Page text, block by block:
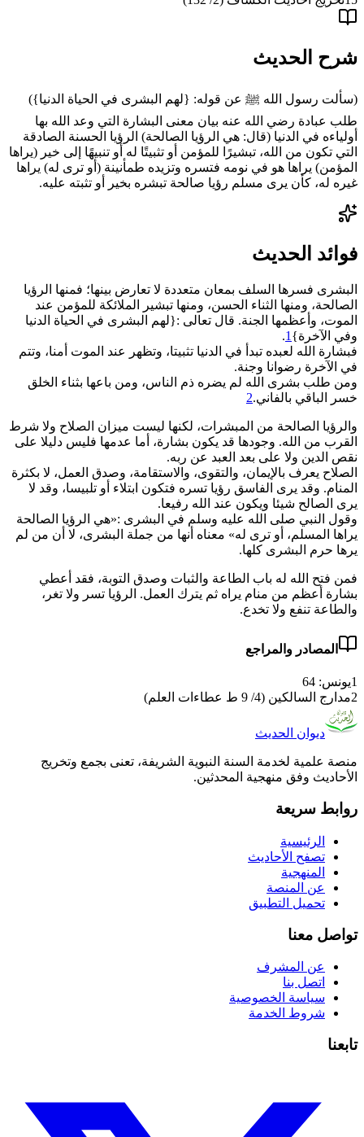
شرح الحديث
(سألت رسول الله ﷺ عن قوله: {لهم البشرى في الحياة الدنيا})
طلب عبادة رضي الله عنه بيان معنى البشارة التي وعد الله بها
أولياءه في الدنيا (قال: هي الرؤيا الصالحة) الرؤيا الحسنة الصادقة
التي تكون من الله، تبشيرًا للمؤمن أو تثبيتًا له أو تنبيهًا إلى خير (يراها
المؤمن) يراها هو في نومه فتسره وتزيده طمأنينة ( أو ترى له) يراها
غيره له، كأن يرى مسلم رؤيا صالحة تبشره بخير أو تثبته عليه.
فوائد الحديث
البشرى فسرها السلف بمعان متعددة لا تعارض بينها؛ فمنها الرؤيا
الصالحة، ومنها الثناء الحسن، ومنها تبشير الملائكة للمؤمن عند
الموت، وأعظمها الجنة. قال تعالى :{لهم البشرى في الحياة الدنيا
وفي الآخرة} 1
.
فبشارة الله لعبده تبدأ في الدنيا تثبيتا، وتظهر عند الموت أمنا، وتتم
في الآخرة رضوانا وجنة.
ومن طلب بشرى الله لم يضره ذم الناس، ومن باعها بثناء الخلق
خسر الباقي بالفاني.2
والرؤيا الصالحة من المبشرات، لكنها ليست ميزان الصلاح ولا شرط
القرب من الله. وجودها قد يكون بشارة، أما عدمها فليس دليلا على
نقص الدين ولا على بعد العبد عن ربه.
الصلاح يعرف بالإيمان، والتقوى، والاستقامة، وصدق العمل، لا بكثرة
المنام. وقد يرى الفاسق رؤيا تسره فتكون ابتلاء أو تلبيسا، وقد لا
يرى الصالح شيئا ويكون عند الله رفيعا.
وقول النبي صلى الله عليه وسلم في البشرى :«هي الرؤيا الصالحة
يراها المسلم، أو ترى له» معناه أنها من جملة البشرى، لا أن من لم
يرها حرم البشرى كلها.
فمن فتح الله له باب الطاعة والثبات وصدق التوبة، فقد أعطي
بشارة أعظم من منام يراه ثم يترك العمل. الرؤيا تسر ولا تغر،
والطاعة تنفع ولا تخدع.
المصادر والمراجع
1يونس: 64
2مدارج السالكين (4/ 9 ط عطاءات العلم)
ديوان الحديث
منصة علمية لخدمة السنة النبوية الشريفة، تعنى بجمع وتخريج
الأحاديث وفق منهجية المحدثين.
روابط سريعة
الرئيسية
تصفح الأحاديث
المنهجية
عن المنصة
تحميل التطبيق
تواصل معنا
عن المشرف
اتصل بنا
سياسة الخصوصية
شروط الخدمة
تابعنا